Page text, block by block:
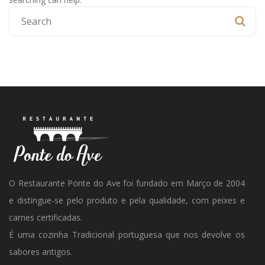
O Restaurante Ponte do Ave foi fundado em Março de 2004
e distingue-se pelo produto e pela qualidade, com peixes e
carnes certificadas.
É uma cozinha Tradicional portuguesa que nos devolve os
sabores antigos.